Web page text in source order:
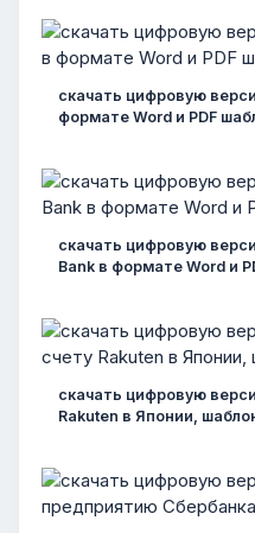
скачать цифровую
формате Word и PDF
скачать цифровую
Bank в формате Word и
скачать цифровую
Rakuten в Японии,